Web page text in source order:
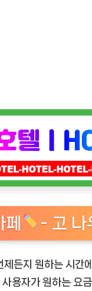
- 고 나
제든지 원하는 시간
사용자가 원하는 요